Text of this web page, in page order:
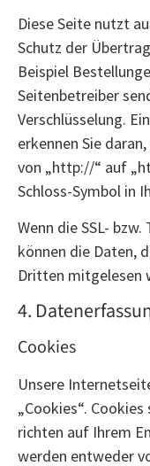
Diese Seite nutzt
Schutz der
Beispiel
Seitenbetreiber
Verschlüsselung.
erkennen Sie
von „http://“ auf
Schloss-Symbol in
Wenn die SSL-
können die Daten,
Dritten mitgelesen
4.
Cookies
Unsere
„Cookies“.
richten auf Ihrem
werden entweder